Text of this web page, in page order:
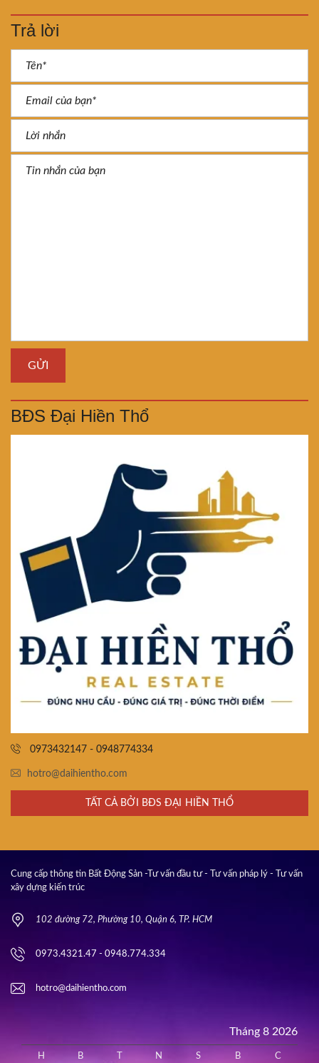
Trả lời
BĐS Đại Hiền Thổ
0973432147 - 0948774334
hotro@daihientho.com
TẤT CẢ BỞI BĐS ĐẠI HIỀN THỔ
Cung cấp thông tin Bất Động Sản -Tư vấn đầu tư - Tư vấn pháp lý - Tư vấn
xây dựng kiến trúc
102 đường 72, Phường 10, Quận 6, TP. HCM
0973.4321.47 - 0948.774.334
hotro@daihientho.com
Tháng 8 2026
H B N S B C